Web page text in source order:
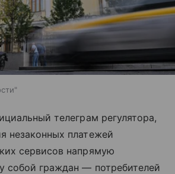
телеграм регулятора,
незаконных платежей
сервисов напрямую
собой граждан — потребителей